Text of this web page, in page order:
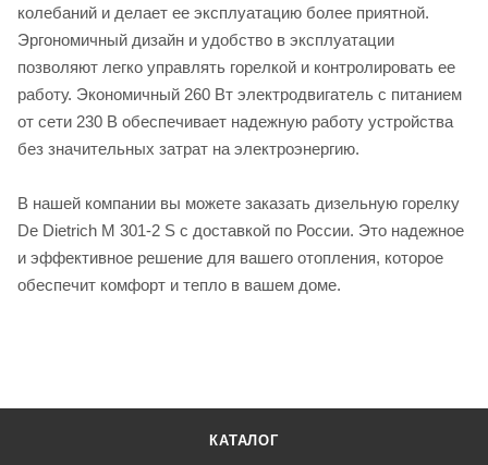
колебаний и делает ее эксплуатацию более приятной.
Эргономичный дизайн и удобство в эксплуатации
позволяют легко управлять горелкой и контролировать ее
работу. Экономичный 260 Вт электродвигатель с питанием
от сети 230 В обеспечивает надежную работу устройства
без значительных затрат на электроэнергию.
В нашей компании вы можете заказать дизельную горелку
De Dietrich M 301-2 S с доставкой по России. Это надежное
и эффективное решение для вашего отопления, которое
обеспечит комфорт и тепло в вашем доме.
КАТАЛОГ